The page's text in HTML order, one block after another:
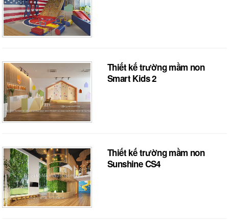
Thiết kế trường mầm non
Smart Kids 2
Thiết kế trường mầm non
Sunshine CS4